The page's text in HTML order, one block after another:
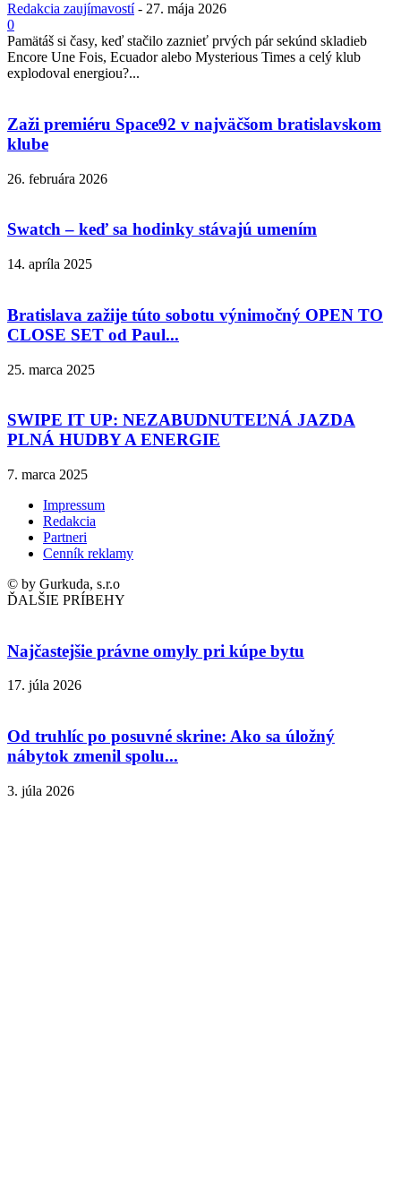
Redakcia zaujímavostí - 27. mája 2026
0
Pamätáš si časy, keď stačilo zaznieť prvých pár sekúnd skladieb
Encore Une Fois, Ecuador alebo Mysterious Times a celý klub
explodoval energiou?...
Zaži premiéru Space92 v najväčšom bratislavskom
klube
26. februára 2026
Swatch – keď sa hodinky stávajú umením
14. apríla 2025
Bratislava zažije túto sobotu výnimočný OPEN TO
CLOSE SET od Paul...
25. marca 2025
SWIPE IT UP: NEZABUDNUTEĽNÁ JAZDA
PLNÁ HUDBY A ENERGIE
7. marca 2025
Impressum
Redakcia
Partneri
Cenník reklamy
© by Gurkuda, s.r.o
ĎALŠIE PRÍBEHY
Najčastejšie právne omyly pri kúpe bytu
17. júla 2026
Od truhlíc po posuvné skrine: Ako sa úložný
nábytok zmenil spolu...
3. júla 2026